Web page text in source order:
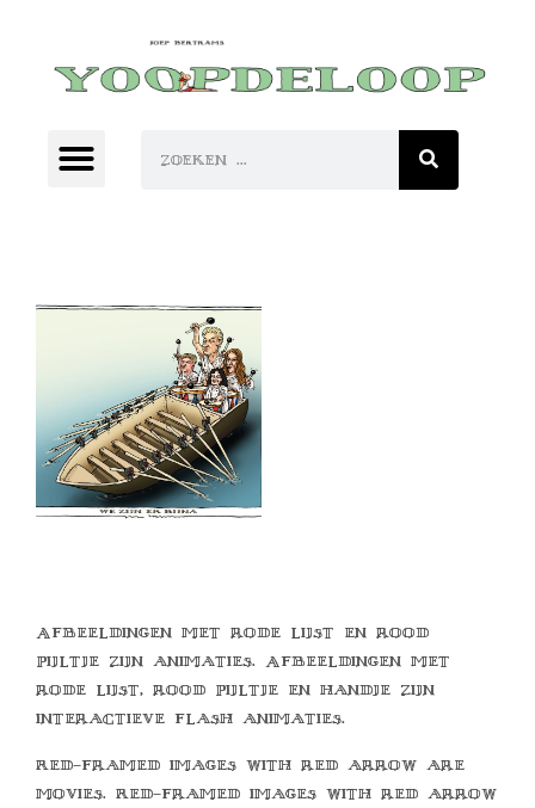
Afbeeldingen met rode lijst en rood
pijltje zijn animaties. Afbeeldingen met
rode lijst, rood pijltje en handje zijn
interactieve flash animaties.
Red-framed images with red arrow are
movies. Red-framed images with red arrow